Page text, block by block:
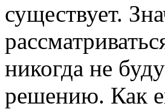
существует.
никогда не
решению. Как